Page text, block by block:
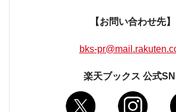
【お問い合わせ先】
bks-
楽天ブックス 公式